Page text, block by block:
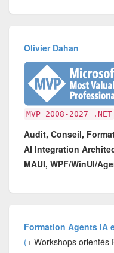
Olivier Dahan
MVP 2008-2027 .NET
Audit, Conseil,
AI Integration
MAUI, WPF/WinUI/
Formation Agents IA
(+ Workshops orientés